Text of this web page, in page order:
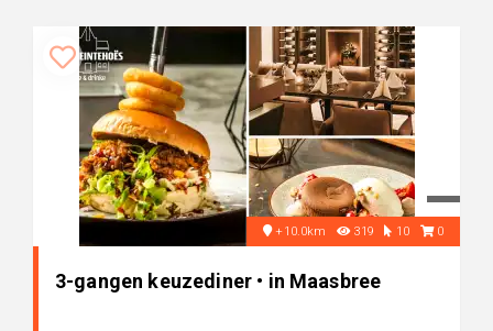
+10.0km 319 10 0
3-gangen keuzediner • in Maasbree